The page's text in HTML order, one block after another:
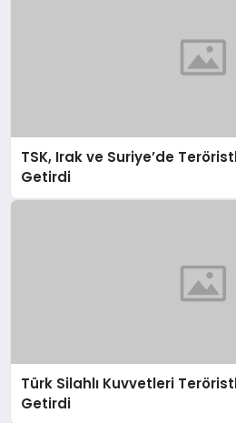
TSK, Irak ve Suriye’de
Getirdi
Türk Silahlı Kuvvetleri
Getirdi